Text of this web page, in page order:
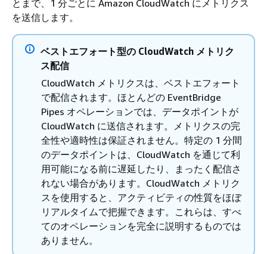
とまで、1 分ごとに Amazon CloudWatch にメトリクス
を送信します。
ベストエフォート型の CloudWatch メトリク
ス配信
CloudWatch メトリクスは、ベストエフォート
で配信されます。ほとんどの EventBridge
Pipes オペレーションでは、データポイントが
CloudWatch に送信されます。メトリクスの完
全性や適時性は保証されません。特定の 1 分間
のデータポイントは、CloudWatch を通じて利
用可能になる前に遅延したり、まったく配信さ
れない場合があります。CloudWatch メトリク
スを使用すると、アクティビティの性質をほぼ
リアルタイムで把握できます。これらは、すべ
てのオペレーションを完全に説明するものでは
ありません。